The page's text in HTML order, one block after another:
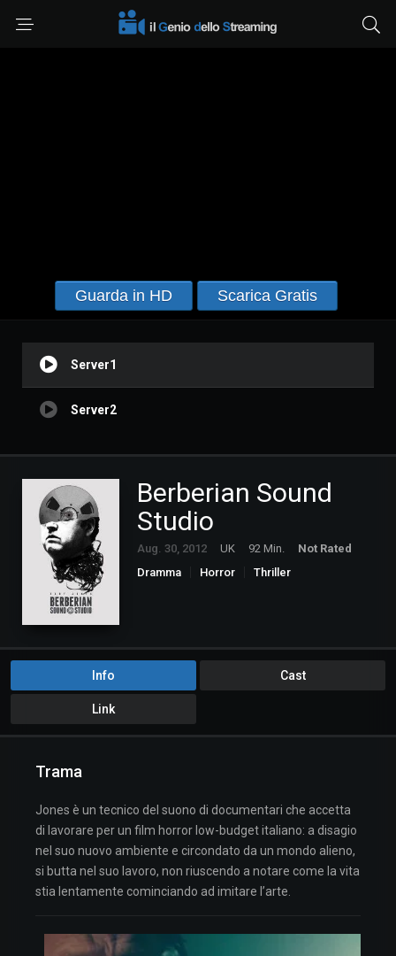
Guarda in HD Scarica Gratis
Server1
Server2
Berberian Sound
Studio
Aug. 30, 2012 UK 92 Min.
Not Rated
Dramma
Horror Thriller
Info Cast
Link
Trama
Jones è un tecnico del suono di documentari che accetta
di lavorare per un film horror low-budget italiano: a disagio
nel suo nuovo ambiente e circondato da un mondo alieno,
si butta nel suo lavoro, non riuscendo a notare come la vita
stia lentamente cominciando ad imitare l’arte.